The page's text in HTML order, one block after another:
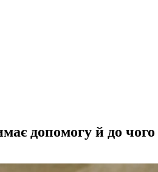
допомогу й до